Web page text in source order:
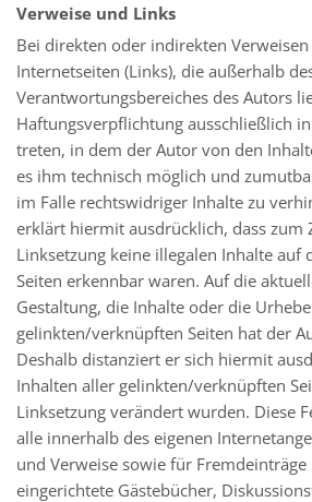
Verweise und Links
Bei direkten oder indirekten
Internetseiten (Links), die außerhalb
Verantwortungsbereiches des Autors
Haftungsverpflichtung ausschließlich
treten, in dem der Autor von den
es ihm technisch möglich und
im Falle rechtswidriger Inhalte zu
erklärt hiermit ausdrücklich, dass zum
Linksetzung keine illegalen Inhalte auf
Seiten erkennbar waren. Auf die
Gestaltung, die Inhalte oder die
gelinkten/verknüpften Seiten hat der
Deshalb distanziert er sich hiermit
Inhalten aller gelinkten/verknüpften
Linksetzung verändert wurden. Diese
alle innerhalb des eigenen
und Verweise sowie für
eingerichtete Gästebücher,